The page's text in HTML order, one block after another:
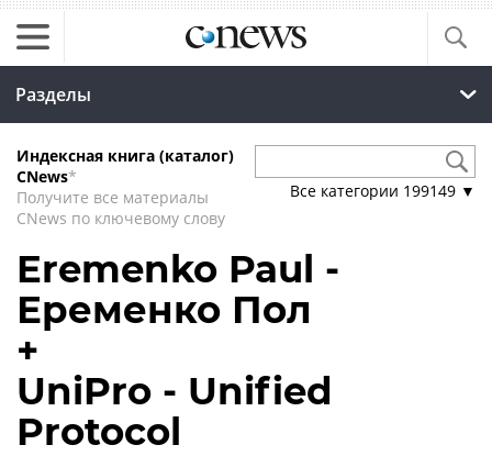
Разделы
Индексная книга (каталог)
CNews*
Получите все материалы
CNews по ключевому слову
Все категории 199149 ▼
Eremenko Paul -
Еременко Пол
+
UniPro - Unified
Protocol